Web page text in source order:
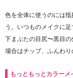
色を全体に使うのには
う。いつものメイクに
下まぶたの目尻〜黒目
場合はチップ、ふんわり
もっともっとカラーメ